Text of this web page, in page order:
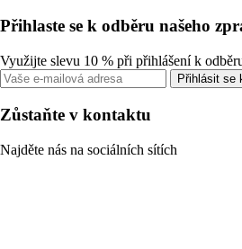
Přihlaste se k odběru našeho
Využijte slevu 10 % při přihlášení k
Přihlásit se
Zůstaňte v kontaktu
Najděte nás na sociálních sítích